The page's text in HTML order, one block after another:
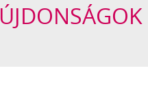
ÚJDONSÁGOK